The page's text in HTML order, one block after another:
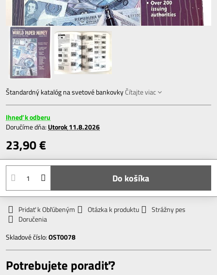
Štandardný katalóg na svetové bankovkyČítajte viac
Ihneď k odberu
Doručíme dňa: Utorok11.8.2026
23,90 €
Do košíka
Pridať k Obľúbeným Otázka k produktu
Strážny pes
Doručenia
Skladové číslo:OST0078
Potrebujete poradiť?